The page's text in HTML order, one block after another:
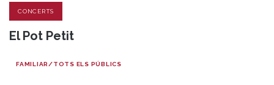
CONCERTS
El Pot Petit
FAMILIAR/TOTS ELS PÚBLICS